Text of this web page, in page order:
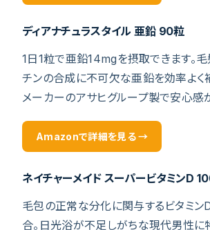
ディアナチュラスタイル 亜鉛 90粒
1日1粒で亜鉛14mgを摂取できます。
チンの合成に不可欠な亜鉛を効率よく
メーカーのアサヒグループ製で安心感
Amazonで詳細を見る →
ネイチャーメイド スーパービタミンD
毛包の正常な分化に関与するビタミン
合。日光浴が不足しがちな現代男性に